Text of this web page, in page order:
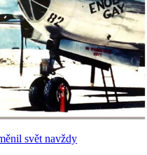
svět navždy